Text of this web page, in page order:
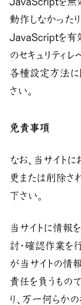
動作しなかった
JavaScriptを有
のセキュリティレ
各種設定方法に
さい。
免責事項
なお、当サイト
更または削除さ
下さい。
当サイトに情報
討・確認作業を
が当サイトの情
責任を負うもの
り、万一何らか